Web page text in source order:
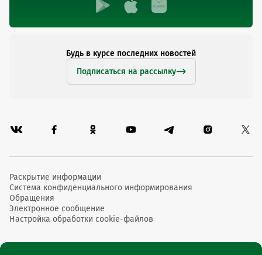
Будь в курсе последних новостей
Подписаться на рассылку
Раскрытие информации
Система конфиденциального информирования
Обращения
Электронное сообщение
Настройка обработки cookie-файлов